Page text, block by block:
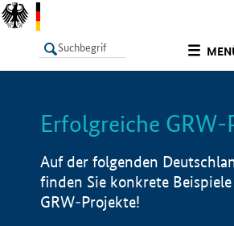
LISTE
Erfolgreiche
Auf der folgenden
finden Sie konkrete
GRW-Projekte!